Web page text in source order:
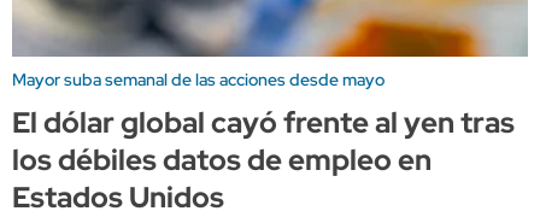
Mayor suba semanal de las acciones desde mayo
El dólar global cayó frente al yen tras
los débiles datos de empleo en
Estados Unidos